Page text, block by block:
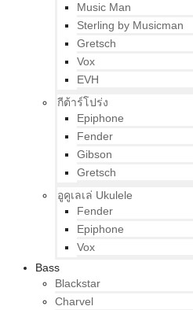
Music Man
Sterling by Musicman
Gretsch
Vox
EVH
กีต้าร์โปร่ง
Epiphone
Fender
Gibson
Gretsch
อูคูเลเล่ Ukulele
Fender
Epiphone
Vox
Bass
Blackstar
Charvel